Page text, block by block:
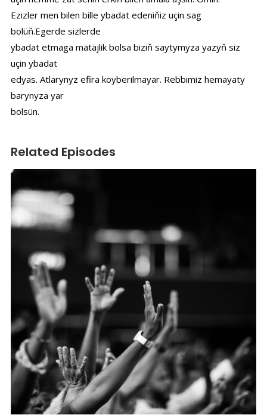
Ezizler men bilen bille ybadat edeniňiz uçin sag
bolüň.Egerde sizlerde
ybadat etmaga mätäjlik bolsa biziň saytymyza yazyň siz
uçin ybadat
edyas. Atlarynyz efira koyberilmayar. Rebbimiz hemayaty
barynyza yar
bolsün.
Related Episodes